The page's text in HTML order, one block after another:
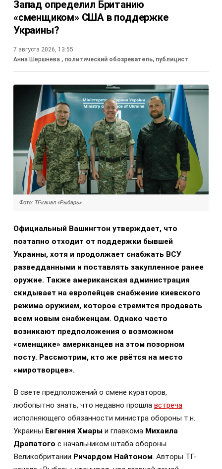
Запад определил Британию
«сменщиком» США в поддержке
Украины?
7 августа 2026, 13:55
Анна Шершнева , политический обозреватель, публицист
Фото: ТГ-канал «Рыбарь»
Официальный Вашингтон утверждает, что
поэтапно отходит от поддержки бывшей
Украины, хотя и продолжает снабжать ВСУ
разведданными и поставлять закупленное ранее
оружие. Также американская администрация
скидывает на европейцев снабжение киевского
режима оружием, которое стремится продавать
всем новым снабженцам. Однако часто
возникают предположения о возможном
«сменщике» американцев на этом позорном
посту. Рассмотрим, кто же рвётся на место
«миротворцев».
В свете предположений о смене кураторов,
любопытно знать, что недавно прошла встреча
исполняющего обязанности министра обороны т.н.
Украины Евгения Хмары и главкома Михаила
Драпатого с начальником штаба обороны
Великобритании Ричардом Найтоном. Авторы ТГ-